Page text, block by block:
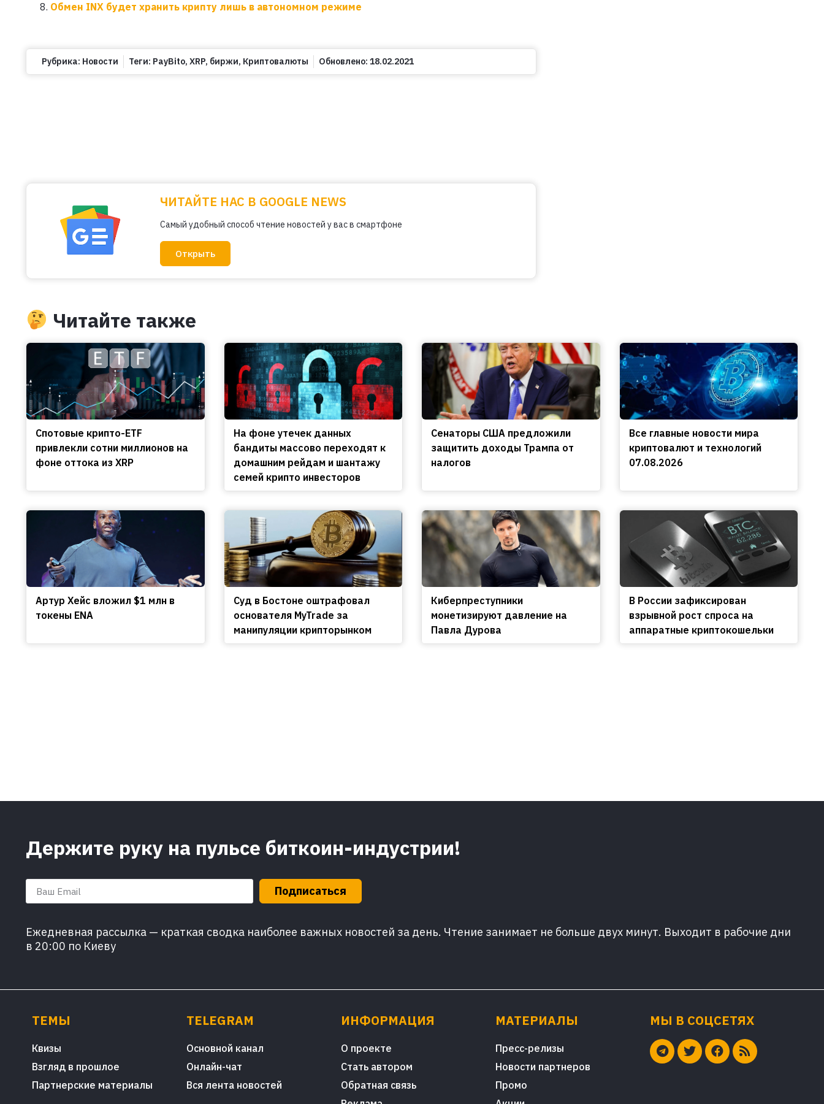
Обмен INX будет хранить крипту лишь в автономном режиме
Рубрика: Новости Теги: PayBito, XRP, биржи, Криптовалюты Обновлено: 18.02.2021
ЧИТАЙТЕ НАС В GOOGLE NEWS
Самый удобный способ чтение новостей у вас в смартфоне
Открыть
Читайте также
Спотовые крипто-ETF
привлекли сотни миллионов на
фоне оттока из XRP
На фоне утечек данных
бандиты массово переходят к
домашним рейдам и шантажу
семей крипто инвесторов
Сенаторы США предложили
защитить доходы Трампа от
налогов
Все главные новости мира
криптовалют и технологий
07.08.2026
Артур Хейс вложил $1 млн в
токены ENA
Cуд в Бостоне оштрафовал
основателя MyTrade за
манипуляции крипторынком
Киберпреступники
монетизируют давление на
Павла Дурова
В России зафиксирован
взрывной рост спроса на
аппаратные криптокошельки
Держите руку на пульсе биткоин-индустрии!
Подписаться
Ежедневная рассылка — краткая сводка наиболее важных новостей за день. Чтение занимает не больше двух минут. Выходит в рабочие дни
в 20:00 по Киеву
ТЕМЫ
Квизы
Взгляд в прошлое
Партнерские материалы
TELEGRAM
Основной канал
Онлайн-чат
Вся лента новостей
ИНФОРМАЦИЯ
О проекте
Стать автором
Обратная связь
МАТЕРИАЛЫ
Пресс-релизы
Новости партнеров
Промо
МЫ В СОЦСЕТЯХ